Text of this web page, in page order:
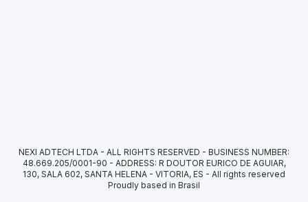
NEXI ADTECH LTDA - ALL RIGHTS RESERVED - BUSINESS NUMBER:
48.669.205/0001-90 - ADDRESS: R DOUTOR EURICO DE AGUIAR,
130, SALA 602, SANTA HELENA - VITORIA, ES - All rights reserved
Proudly based in Brasil